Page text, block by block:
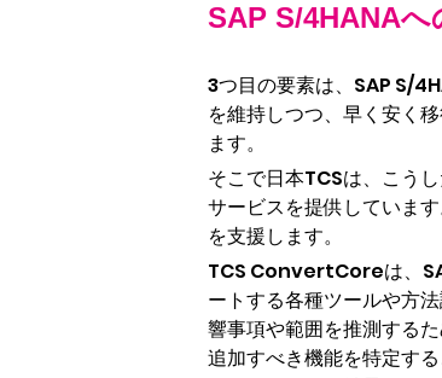
SAP S/4HANAへ
3つ目の要素は、SAP S/
を維持しつつ、早く安く
ます。
そこで日本TCSは、こう
サービスを提供していま
を支援します。
TCS ConvertCoreは、
ートする各種ツールや方
響事項や範囲を推測する
追加すべき機能を特定す